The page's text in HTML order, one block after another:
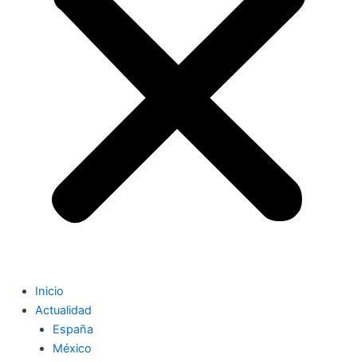
Inicio
Actualidad
España
México